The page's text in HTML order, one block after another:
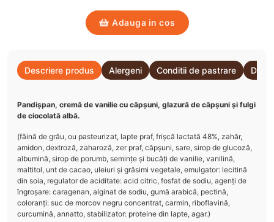
Adauga in cos
Descriere produs Alergeni Conditii de pastrare
Pandișpan, cremă de vanilie cu căpșuni, glazură de căpșuni și fulgi
de ciocolată albă.
(făină de grâu, ou pasteurizat, lapte praf, frișcă lactată 48%, zahăr,
amidon, dextroză, zaharoză, zer praf, căpșuni, sare, sirop de glucoză,
albumină, sirop de porumb, semințe și bucăți de vanilie, vanilină,
maltitol, unt de cacao, uleiuri și grăsimi vegetale, emulgator: lecitină
din soia, regulator de aciditate: acid citric, fosfat de sodiu, agenți de
îngroșare: caragenan, alginat de sodiu, gumă arabică, pectină,
coloranți: suc de morcov negru concentrat, carmin, riboflavină,
curcumină, annatto, stabilizator: proteine din lapte, agar.)